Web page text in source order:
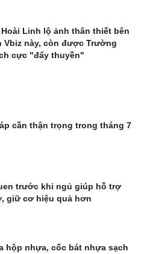
Linh lộ ảnh thân thiết bên
Vbiz này, còn được Trường
cực "đẩy thuyền"
cần thận trọng trong tháng 7
trước khi ngủ giúp hỗ trợ
giữ cơ hiệu quả hơn
hộp nhựa, cốc bát nhựa sạch